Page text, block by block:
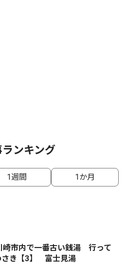
ンキング
1週間 1か月
崎市内で一番古い銭湯 行って
さき【3】 富士見湯